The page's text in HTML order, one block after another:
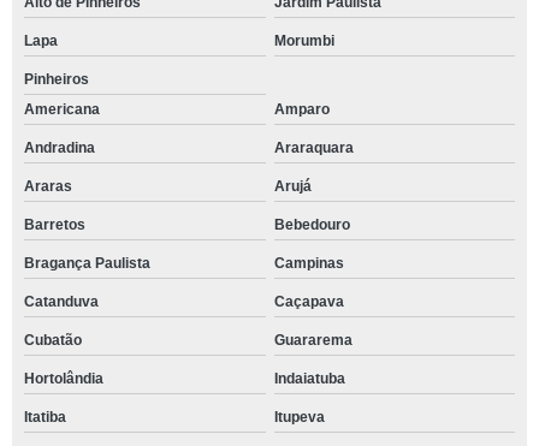
Lapa Morumbi
Pinheiros
Americana
Amparo
Andradina Araraquara
Araras Arujá
Barretos Bebedouro
Bragança Paulista Campinas
Catanduva Caçapava
Cubatão Guararema
Hortolândia Indaiatuba
Itatiba Itupeva